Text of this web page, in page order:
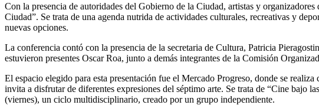
Con la presencia de autoridades del Gobierno de la Ciudad, artistas y
Ciudad”. Se trata de una agenda nutrida de actividades culturales, recreativas y
nuevas opciones.
La conferencia contó con la presencia de la secretaria de Cultura, Patricia
estuvieron presentes Oscar Roa, junto a demás integrantes de la Comisión
El espacio elegido para esta presentación fue el Mercado Progreso, donde se
invita a disfrutar de diferentes expresiones del séptimo arte. Se trata de “Cine
(viernes), un ciclo multidisciplinario, creado por un grupo independiente.